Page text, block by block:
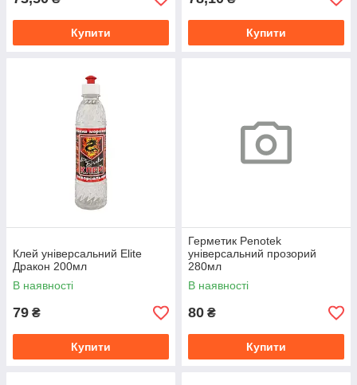
Купити Купити
Клей універсальний Elite
Дракон 200мл
В наявності
79 ₴
Купити
Герметик Penotek
універсальний прозорий
280мл
В наявності
80 ₴
Купити